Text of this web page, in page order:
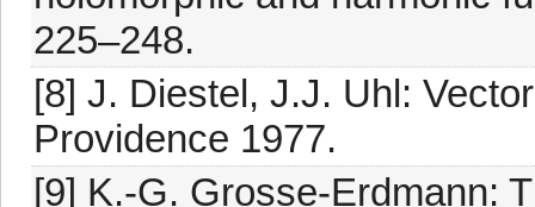
225–248.
[8] J. Diestel, J.J. Uhl:
Providence 1977.
[9] K.-G. Grosse-Erdmann: